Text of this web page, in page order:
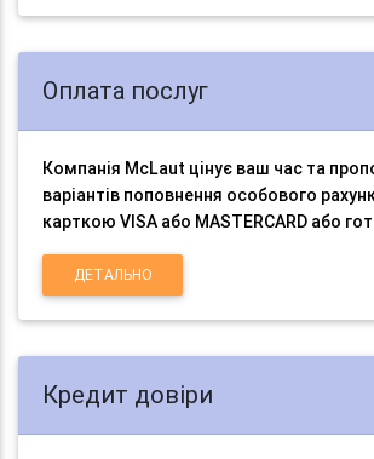
Оплата послуг
Компанія McLaut цінує ваш час та
варіантів поповнення особового
карткою VISA або MASTERCARD або
ДЕТАЛЬНО
Кредит довіри